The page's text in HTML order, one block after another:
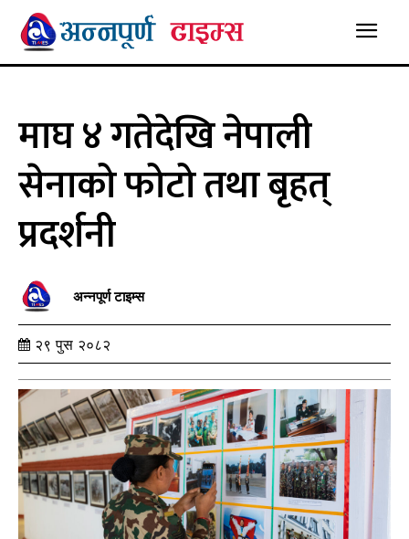
माघ ४ गतेदेखि नेपाली
सेनाको फोटो तथा बृहत्
प्रदर्शनी
अन्नपूर्ण टाइम्स
२९ पुस २०८२